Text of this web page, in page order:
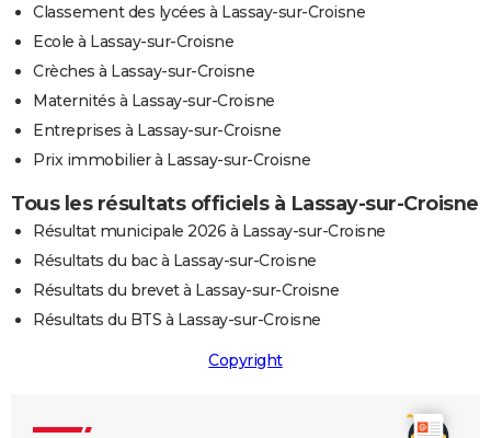
Classement des lycées à Lassay-sur-Croisne
Ecole à Lassay-sur-Croisne
Crèches à Lassay-sur-Croisne
Maternités à Lassay-sur-Croisne
Entreprises à Lassay-sur-Croisne
Prix immobilier à Lassay-sur-Croisne
Tous les résultats officiels à Lassay-sur-Croisne
Résultat municipale 2026 à Lassay-sur-Croisne
Résultats du bac à Lassay-sur-Croisne
Résultats du brevet à Lassay-sur-Croisne
Résultats du BTS à Lassay-sur-Croisne
Copyright